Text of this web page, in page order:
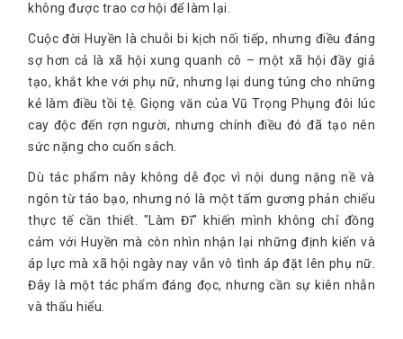
không được trao cơ hội để làm lại.
Cuộc đời Huyền là chuỗi bi kịch nối tiếp, nhưng điều đáng
sợ hơn cả là xã hội xung quanh cô – một xã hội đầy giả
tạo, khắt khe với phụ nữ, nhưng lại dung túng cho những
kẻ làm điều tồi tệ. Giọng văn của Vũ Trọng Phụng đôi lúc
cay độc đến rợn người, nhưng chính điều đó đã tạo nên
sức nặng cho cuốn sách.
Dù tác phẩm này không dễ đọc vì nội dung nặng nề và
ngôn từ táo bạo, nhưng nó là một tấm gương phản chiếu
thực tế cần thiết. "Làm Đĩ" khiến mình không chỉ đồng
cảm với Huyền mà còn nhìn nhận lại những định kiến và
áp lực mà xã hội ngày nay vẫn vô tình áp đặt lên phụ nữ.
Đây là một tác phẩm đáng đọc, nhưng cần sự kiên nhẫn
và thấu hiểu.